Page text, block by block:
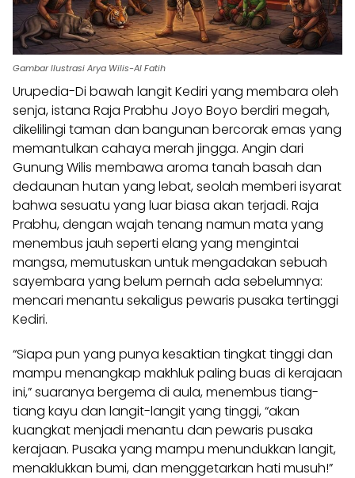
Gambar Ilustrasi Arya Wilis-Al Fatih
Urupedia-Di bawah langit Kediri yang membara oleh
senja, istana Raja Prabhu Joyo Boyo berdiri megah,
dikelilingi taman dan bangunan bercorak emas yang
memantulkan cahaya merah jingga. Angin dari
Gunung Wilis membawa aroma tanah basah dan
dedaunan hutan yang lebat, seolah memberi isyarat
bahwa sesuatu yang luar biasa akan terjadi. Raja
Prabhu, dengan wajah tenang namun mata yang
menembus jauh seperti elang yang mengintai
mangsa, memutuskan untuk mengadakan sebuah
sayembara yang belum pernah ada sebelumnya:
mencari menantu sekaligus pewaris pusaka tertinggi
Kediri.
“Siapa pun yang punya kesaktian tingkat tinggi dan
mampu menangkap makhluk paling buas di kerajaan
ini,” suaranya bergema di aula, menembus tiang-
tiang kayu dan langit-langit yang tinggi, “akan
kuangkat menjadi menantu dan pewaris pusaka
kerajaan. Pusaka yang mampu menundukkan langit,
menaklukkan bumi, dan menggetarkan hati musuh!”